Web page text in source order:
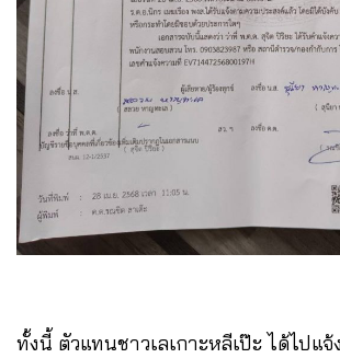
ทั้งนี้ ตัวแทนชาวเลเกาะหลีเป๊ะ ได้ไปแ